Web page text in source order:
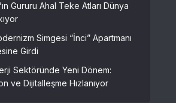
Gururu Ahal Teke Atları Dünya
Simgesi “İnci” Apartmanı
Girdi
Sektöründe Yeni Dönem:
ve Dijitalleşme Hızlanıyor